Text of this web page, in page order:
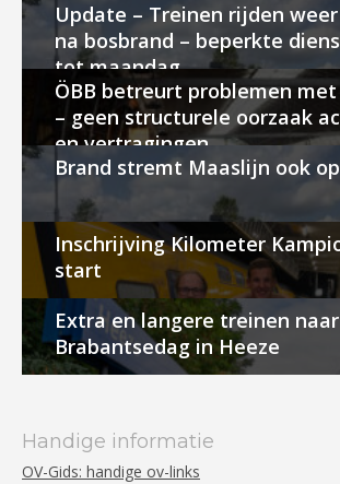
Update – Treinen rijden
na bosbrand – beperkte
tot maandag
ÖBB betreurt problemen
– geen structurele oorzaak
en vertragingen
Brand stremt Maaslijn ook
Inschrijving Kilometer
start
Extra en langere treinen naar
Brabantsedag in Heeze
Handige informatie
OV-Gids: handige ov-links